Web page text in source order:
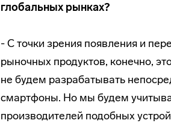
глобальных рынках?
- С точки зрения появления и
рыночных продуктов, конечно,
не будем разрабатывать
смартфоны. Но мы будем
производителей подобных